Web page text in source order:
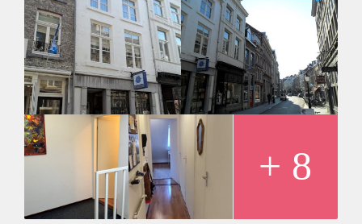
en het plaatsen van een fiets tot de mogelijkheden behoort.
Bijzonderheden:
- Inbouw vaatwasser en inbouw koelkast met vriesvak wordt
door huidige huurder ter overname aangeboden.
Huurgegevens:
- De huurprijs excl. G/W/E bedraagt € 865,- per maand.
- Waarborgsom bedraagt € 865,-
- Huisdieren zijn helaas niet toegestaan.
- Uitsluitend beschikbaar voor 1 werkend persoon.+ 8